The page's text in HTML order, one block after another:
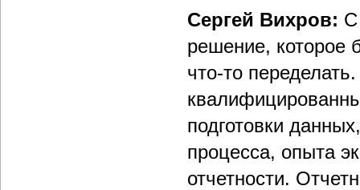
Сергей Вихров: С
решение, которое
что-то
подготовки
процесса, опыта
отчетности.